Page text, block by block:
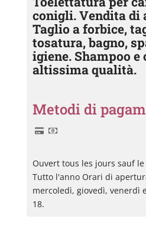
conigli. Vendita di
Taglio a forbice,
tosatura, bagno,
igiene. Shampoo e
altissima qualità.
Metodi di
Ouvert tous les jours sauf
Tutto l'anno Orari di
mercoledì, giovedì, venerdì
18.